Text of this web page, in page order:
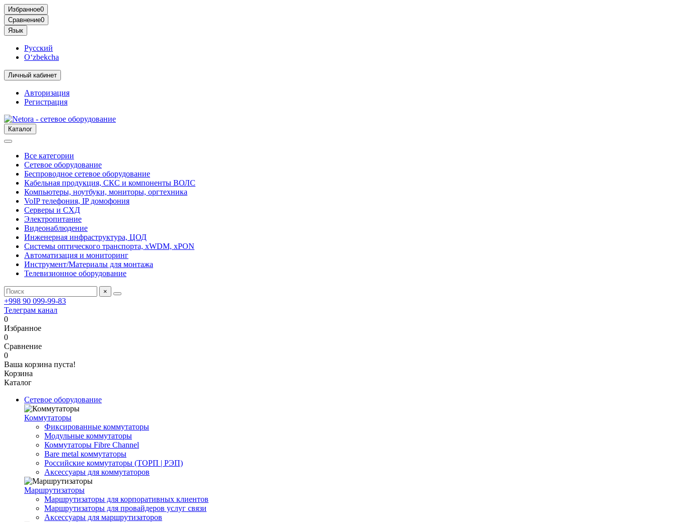
Избранное0
Сравнение0
Язык
Русский
O‘zbekcha
Личный кабинет
Авторизация
Регистрация
Каталог
Все категории
Сетевое оборудование
Беспроводное сетевое оборудование
Кабельная продукция, СКС и компоненты ВОЛС
Компьютеры, ноутбуки, мониторы, оргтехника
VoIP телефония, IP домофония
Серверы и СХД
Электропитание
Видеонаблюдение
Инженерная инфраструктура, ЦОД
Системы оптического транспорта, xWDM, xPON
Автоматизация и мониторинг
Инструмент/Материалы для монтажа
Телевизионное оборудование
×
+998 90 099-99-83
Телеграм канал
0
Избранное
0
Сравнение
0
Ваша корзина пуста!
Корзина
Каталог
Сетевое оборудование
Коммутаторы
Фиксированные коммутаторы
Модульные коммутаторы
Коммутаторы Fibre Channel
Bare metal коммутаторы
Российские коммутаторы (ТОРП | РЭП)
Аксессуары для коммутаторов
Маршрутизаторы
Маршрутизаторы для корпоративных клиентов
Маршрутизаторы для провайдеров услуг связи
Аксессуары для маршрутизаторов